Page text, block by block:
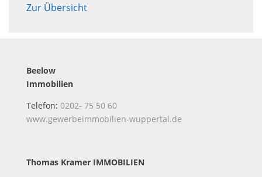
Zur Übersicht
Beelow
Immobilien
Telefon: 0202- 75 50 60
www.gewerbeimmobilien-wuppertal.de
Thomas Kramer IMMOBILIEN